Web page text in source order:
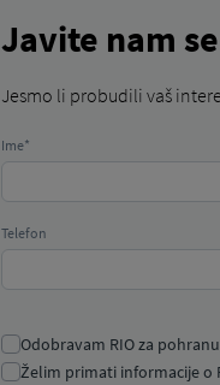
Javite nam
Jesmo li probudili vaš